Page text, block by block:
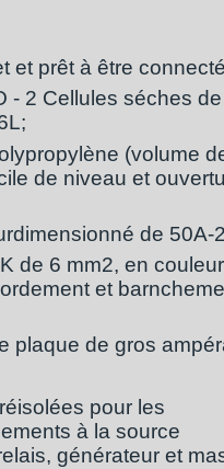
et prêt à être
- 2 Cellules séches
(volume
de niveau et
de 50A-
de 6 mm2, en
et
plaque de gros
pour les
à la source
générateur et